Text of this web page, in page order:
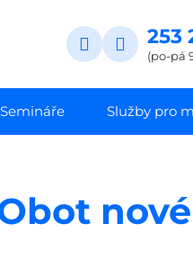
253
(po-pá
Semináře Služby pro